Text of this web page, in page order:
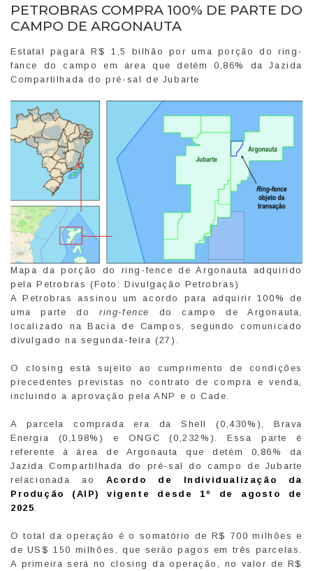
PETROBRAS COMPRA 100% DE PARTE DO
CAMPO DE ARGONAUTA
Estatal pagará R$ 1,5 bilhão por uma porção do ring-
fance do campo em área que detém 0,86% da Jazida
Compartilhada do pré-sal de Jubarte
Mapa da porção do ring-fence de Argonauta adquirido
pela Petrobras (Foto: Divulgação Petrobras)
A Petrobras assinou um acordo para adquirir 100% de
uma parte do ring-fence
do campo de Argonauta,
localizado na Bacia de Campos, segundo comunicado
divulgado na segunda-feira (27).
O closing está sujeito ao cumprimento de condições
precedentes previstas no contrato de compra e venda,
incluindo a aprovação pela ANP e o Cade.
A parcela comprada era da Shell (0,430%), Brava
Energia (0,198%) e ONGC (0,232%). Essa parte é
referente à área de Argonauta que detém 0,86% da
Jazida Compartilhada do pré-sal do campo de Jubarte
relacionada ao Acordo de Individualização da
Produção (AIP) vigente desde 1º de agosto de
2025
O total da operação é o somatório de R$ 700 milhões e
de US$ 150 milhões, que serão pagos em três parcelas.
A primeira será no closing da operação, no valor de R$